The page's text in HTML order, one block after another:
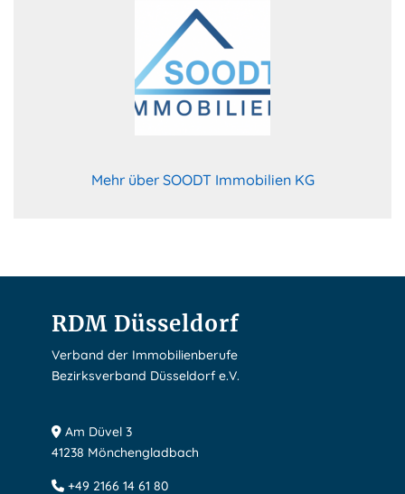
Mehr über SOODT Immobilien KG
RDM Düsseldorf
Verband der Immobilienberufe
Bezirksverband Düsseldorf e.V.
Am Düvel 3
41238 Mönchengladbach
+49 2166 14 61 80